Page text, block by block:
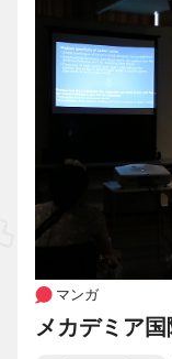
マンガ
メカデミア